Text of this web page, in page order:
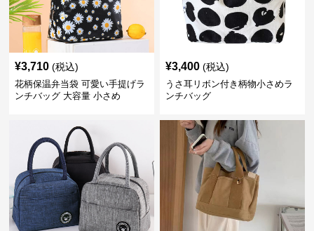
¥3,710 (税込)
花柄保温弁当袋 可愛い手提げラ
ンチバッグ 大容量 小さめ
¥3,400 (税込)
うさ耳リボン付き柄物小さめラ
ンチバッグ